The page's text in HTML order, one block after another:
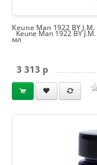
Keune Man 1922 BY
Keune Man 1922 BY
мл
3 313 p